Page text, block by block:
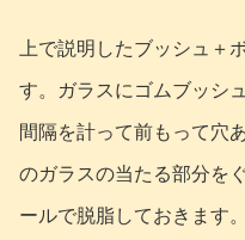
上で説明したブッシュ＋
す。ガラスにゴムブッシ
間隔を計って前もって穴
のガラスの当たる部分を
ールで脱脂しておきます